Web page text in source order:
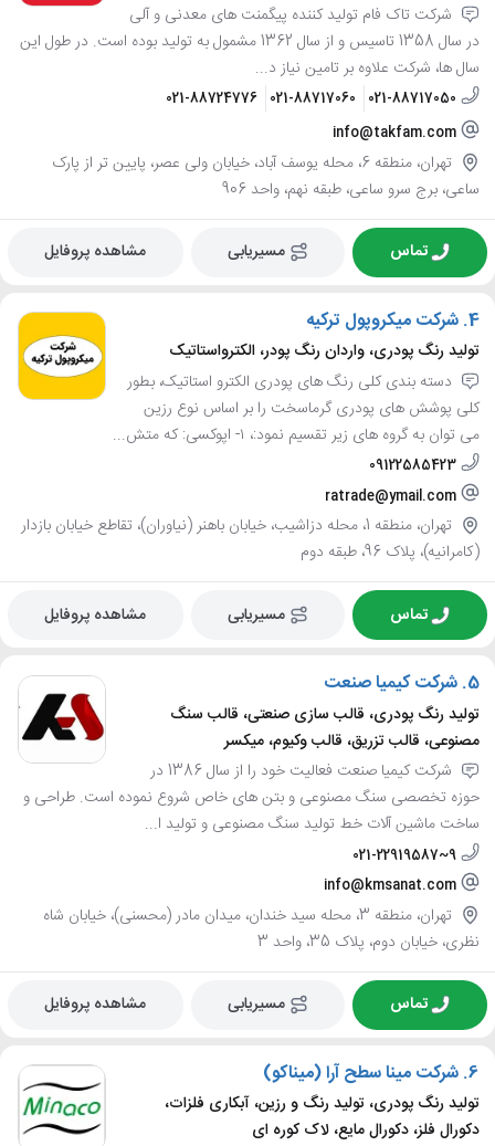
شرکت تاک فام تولید کننده پیگمنت های معدنی و آلی
در سال 1358 تاسیس و از سال 1362 مشمول به تولید بوده است. در طول این
سال ها، شرکت علاوه بر تامین نیاز د...
021-88717050
021-88717060
021-88724776
info@takfam.com
تهران، منطقه 6، محله یوسف آباد، خیابان ولی عصر، پایین تر از پارک
ساعی، برج سرو ساعی، طبقه نهم، واحد 906
تماس مسیریابی مشاهده پروفایل
4. شرکت میکروپول ترکیه
تولید رنگ پودری، واردان رنگ پودر، الکترواستاتیک
دسته بندی کلی رنگ های پودری الکترو استاتیک، بطور
کلی پوشش های پودری گرماسخت را بر اساس نوع رزین
می توان به گروه های زیر تقسیم نمود:، ۱- اپوکسی: که متش...
09122585423
ratrade@ymail.com
تهران، منطقه 1، محله دزاشیب، خیابان باهنر (نیاوران)، تقاطع خیابان بازدار
(کامرانیه)، پلاک 96، طبقه دوم
تماس مسیریابی مشاهده پروفایل
5. شرکت کیمیا صنعت
تولید رنگ پودری، قالب سازی صنعتی، قالب سنگ
مصنوعی، قالب تزریق، قالب وکیوم، میکسر
شرکت کیمیا صنعت فعالیت خود را از سال 1386 در
حوزه تخصصی سنگ مصنوعی و بتن های خاص شروع نموده است. طراحی و
ساخت ماشین آلات خط تولید سنگ مصنوعی و تولید ا...
021-22919587~9
info@kmsanat.com
تهران، منطقه 3، محله سید خندان، میدان مادر (محسنی)، خیابان شاه
نظری، خیابان دوم، پلاک 35، واحد 3
تماس مسیریابی مشاهده پروفایل
6. شرکت مینا سطح آرا (میناکو)
تولید رنگ پودری، تولید رنگ و رزین، آبکاری فلزات،
دکورال فلز، دکورال مایع، لاک کوره ای